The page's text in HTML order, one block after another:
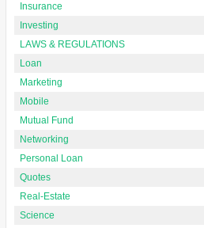
Insurance
Investing
LAWS & REGULATIONS
Loan
Marketing
Mobile
Mutual Fund
Networking
Personal Loan
Quotes
Real-Estate
Science